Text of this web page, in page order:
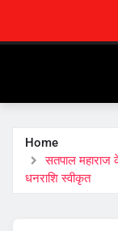
Home
सतपाल महाराज
धनराशि स्वीकृत